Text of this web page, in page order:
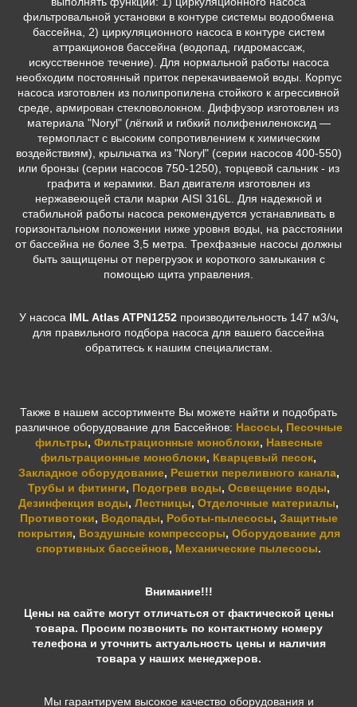
фильтровальной установки в контуре системы водообмена
бассейна, 2) циркуляционного насоса в контуре систем
аттракционов бассейна (водопад, гидромассаж,
искусственное течение). Для нормальной работы насоса
необходим постоянный приток перекачиваемой воды. Корпус
насоса изготовлен из полипропилена стойкого к агрессивной
среде, армирован стекловолокном. Диффузор изготовлен из
материала "Noryl" (лёгкий и гибкий полифениленоксид —
термопласт с высоким сопротивлением к химическим
воздействиям), крыльчатка из "Noryl" (серии насосов 400-550)
или бронзы (серии насосов 750-1250), торцевой сальник - из
графита и керамики. Вал двигателя изготовлен из
нержавеющей стали марки AISI 316L. Для надежной и
стабильной работы насоса рекомендуется устанавливать в
горизонтальном положении ниже уровня воды, на расстоянии
от бассейна не более 3,5 метра. Трехфазные насосы должны
быть защищены от перегрузок и короткого замыкания с
помощью щита управления.
У насоса IML Atlas ATPN1252 производительность 147 м3/ч,
для правильного подбора насоса для вашего бассейна
обратитесь к нашим специалистам.
Также в нашем ассортименте Вы можете найти и подобрать
различное оборудование для Бассейнов: Насосы, Песочные
фильтры, Фильтрационные моноблоки, Навесные
фильтрационные моноблоки, Кварцевый песок,
Закладное оборудование, Решетки переливного канала,
Трубы и фитинги, Подогрев воды, Освещение воды,
Дезинфекция воды, Лестницы, Отделочные материалы,
Противотоки, Водопады, Роботы-пылесосы, Защитные
покрытия, Воздушные компрессоры, Оборудование для
спортивных бассейнов, Механические пылесосы.
Внимание!!!
Цены на сайте могут отличаться от фактической цены
товара. Просим позвонить по контактному номеру
телефона и уточнить актуальность цены и наличия
товара у наших менеджеров.
Мы гарантируем высокое качество оборудования и